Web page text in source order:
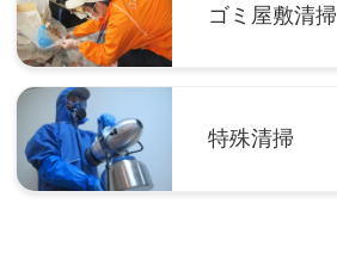
ゴミ屋敷清掃
特殊清掃